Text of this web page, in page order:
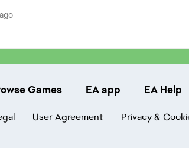
Games EA app EA Help
User Agreement Privacy &